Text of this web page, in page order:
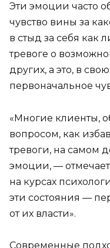
Эти эмоции часто
чувство вины за
в стыд за себя как
тревоге о
других, а это, в
первоначальное
«Многие клиенты,
вопросом, как
тревоги, на самом
эмоции, —
на курсах
эти состояния —
от их власти».
Современные